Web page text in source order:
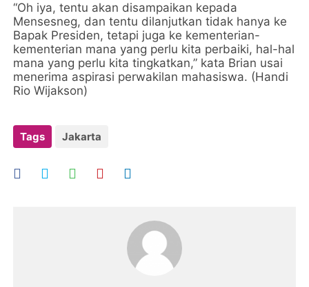
“Oh iya, tentu akan disampaikan kepada
Mensesneg, dan tentu dilanjutkan tidak hanya ke
Bapak Presiden, tetapi juga ke kementerian-
kementerian mana yang perlu kita perbaiki, hal-hal
mana yang perlu kita tingkatkan,” kata Brian usai
menerima aspirasi perwakilan mahasiswa. (Handi
Rio Wijakson)
Tags Jakarta